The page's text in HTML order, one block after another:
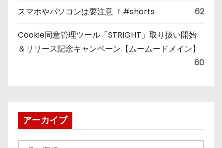
スマホやパソコンは要注意 ！#shorts 62
Cookie同意管理ツール「STRIGHT」取り扱い開始
＆リリース記念キャンペーン【ムームードメイン】
60
アーカイブ